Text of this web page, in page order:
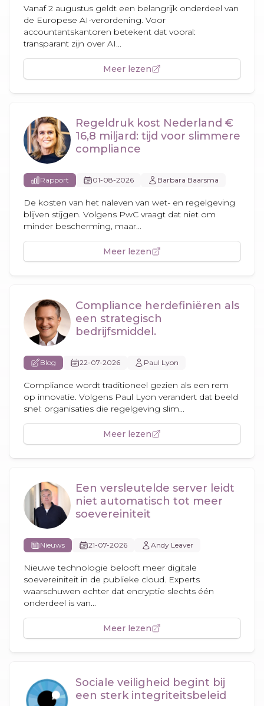
Vanaf 2 augustus geldt een belangrijk onderdeel van
de Europese AI-verordening. Voor
accountantskantoren betekent dat vooral:
transparant zijn over AI...
Meer lezen
Regeldruk kost Nederland €
16,8 miljard: tijd voor slimmere
compliance
Rapport 01-08-2026 Barbara Baarsma
De kosten van het naleven van wet- en regelgeving
blijven stijgen. Volgens PwC vraagt dat niet om
minder bescherming, maar...
Meer lezen
Compliance herdefiniëren als
een strategisch
bedrijfsmiddel.
Blog 22-07-2026 Paul Lyon
Compliance wordt traditioneel gezien als een rem
op innovatie. Volgens Paul Lyon verandert dat beeld
snel: organisaties die regelgeving slim...
Meer lezen
Een versleutelde server leidt
niet automatisch tot meer
soevereiniteit
Nieuws 21-07-2026 Andy Leaver
Nieuwe technologie belooft meer digitale
soevereiniteit in de publieke cloud. Experts
waarschuwen echter dat encryptie slechts één
onderdeel is van...
Meer lezen
Sociale veiligheid begint bij
een sterk integriteitsbeleid